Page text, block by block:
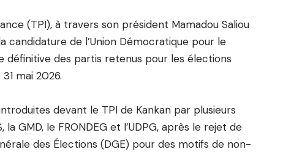
(TPI), à travers son président Mamadou Saliou
candidature de l’Union Démocratique pour le
définitive des partis retenus pour les élections
mai 2026.
devant le TPI de Kankan par plusieurs
GMD, le FRONDEG et l’UDPG, après le rejet de
des Élections (DGE) pour des motifs de non-